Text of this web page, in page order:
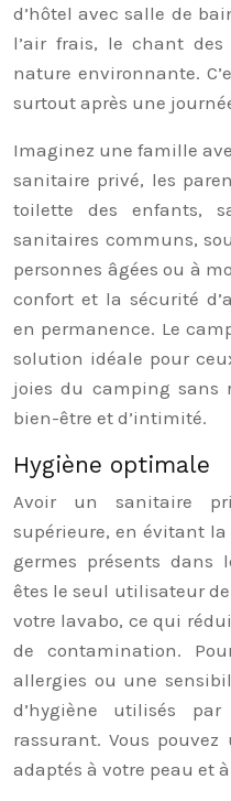
d’hôtel avec salle de
l’air frais, le chant
nature environnante.
surtout après une
Imaginez une famille
sanitaire privé, les
toilette des enfants,
sanitaires communs,
personnes âgées ou à
confort et la sécurité
en permanence. Le
solution idéale pour
joies du camping sans
bien-être et d’intimité.
Hygiène optimale
Avoir un sanitaire
supérieure, en évitant
germes présents dans
êtes le seul utilisateur
votre lavabo, ce qui
de contamination.
allergies ou une
d’hygiène utilisés
rassurant. Vous
adaptés à votre peau et